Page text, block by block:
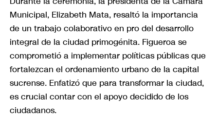
Municipal, Elizabeth Mata, resaltó la importancia
de un trabajo colaborativo en pro del desarrollo
integral de la ciudad primogénita. Figueroa se
comprometió a implementar políticas públicas que
fortalezcan el ordenamiento urbano de la capital
sucrense. Enfatizó que para transformar la ciudad,
es crucial contar con el apoyo decidido de los
ciudadanos.